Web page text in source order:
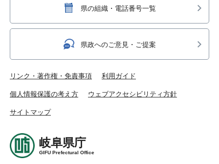
県の組織・電話番号一覧
県政へのご意見・ご提案
リンク・著作権・免責事項 利用ガイド
個人情報保護の考え方 ウェブアクセシビリティ方針
サイトマップ
岐阜県庁
GIFU Prefectural Office